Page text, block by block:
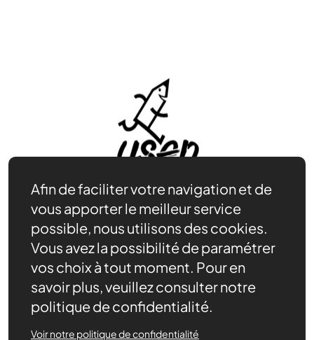
Adhérer
Se documenter
Nos partenaires
Nous trouver
Actualités récentes
Assurances
Afin de faciliter votre navigation et de
vous apporter le meilleur service
possible, nous utilisons des cookies.
Vous avez la possibilité de paramétrer
vos choix à tout moment. Pour en
savoir plus, veuillez consulter notre
politique de confidentialité.
Voir notre politique de confidentialité